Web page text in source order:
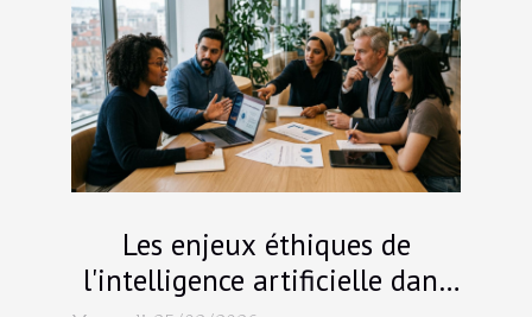
Les enjeux éthiques de
l'intelligence artificielle dans